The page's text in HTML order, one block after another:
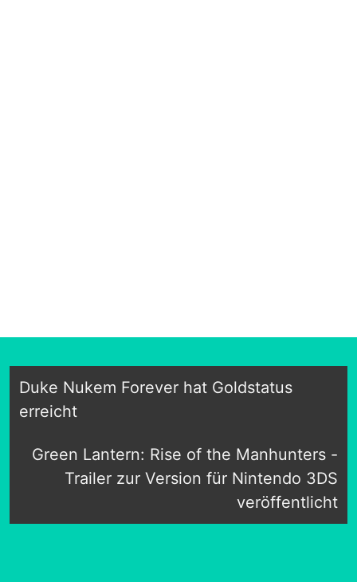
Duke Nukem Forever hat Goldstatus
erreicht
Green Lantern: Rise of the Manhunters -
Trailer zur Version für Nintendo 3DS
veröffentlicht